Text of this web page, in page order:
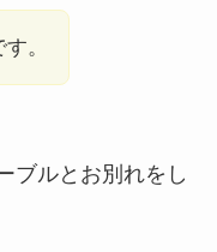
。
ブルとお別れをし